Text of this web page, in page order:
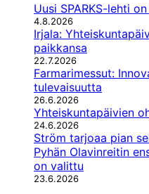
Uusi SPARKS-lehti
4.8.2026
Irjala:
paikkansa
22.7.2026
Farmarimessut:
tulevaisuutta
26.6.2026
Yhteiskuntapäivien
24.6.2026
Ström tarjoaa pian
Pyhän Olavinreitin
on valittu
23.6.2026